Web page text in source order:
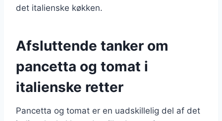
det italienske køkken.
Afsluttende tanker om
pancetta og tomat i
italienske retter
Pancetta og tomat er en uadskillelig del af det